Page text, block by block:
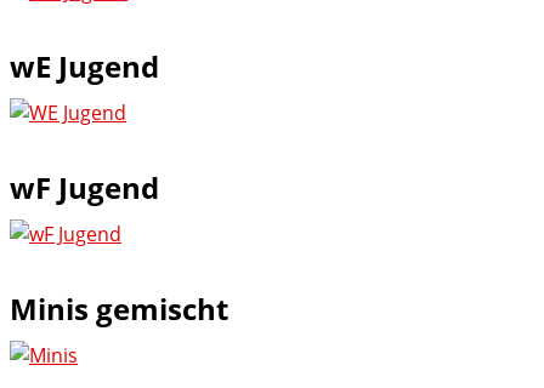
wE Jugend
wF Jugend
Minis gemischt